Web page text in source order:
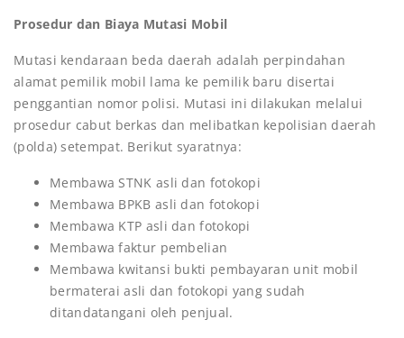
Prosedur dan Biaya Mutasi Mobil
Mutasi kendaraan beda daerah adalah perpindahan
alamat pemilik mobil lama ke pemilik baru disertai
penggantian nomor polisi. Mutasi ini dilakukan melalui
prosedur cabut berkas dan melibatkan kepolisian daerah
(polda) setempat. Berikut syaratnya:
Membawa STNK asli dan fotokopi
Membawa BPKB asli dan fotokopi
Membawa KTP asli dan fotokopi
Membawa faktur pembelian
Membawa kwitansi bukti pembayaran unit mobil
bermaterai asli dan fotokopi yang sudah
ditandatangani oleh penjual.